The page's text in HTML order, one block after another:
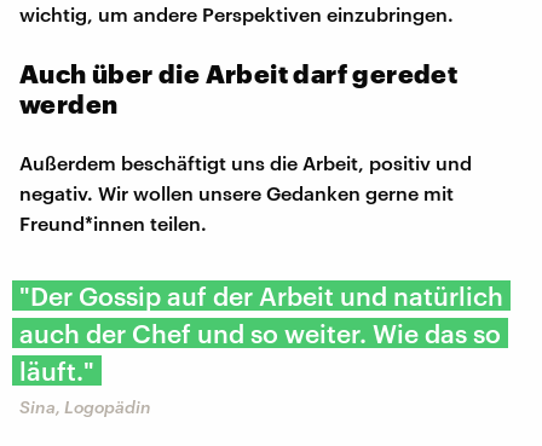
wichtig, um andere Perspektiven einzubringen.
Auch über die Arbeit darf geredet
werden
Außerdem beschäftigt uns die Arbeit, positiv und
negativ. Wir wollen unsere Gedanken gerne mit
Freund*innen teilen.
"Der Gossip auf der Arbeit und natürlich
auch der Chef und so weiter. Wie das so
läuft."
Sina, Logopädin